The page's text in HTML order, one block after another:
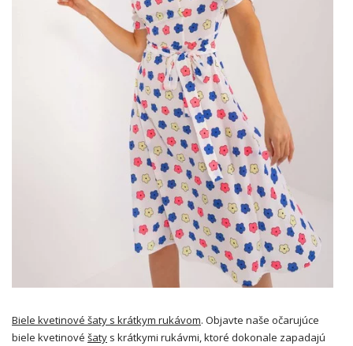
Biele kvetinové šaty s krátkym rukávom. Objavte naše očarujúce
biele kvetinové šaty s krátkymi rukávmi, ktoré dokonale zapadajú